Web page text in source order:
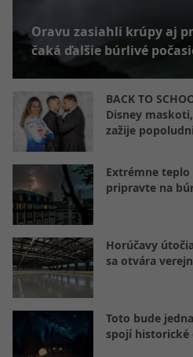
Oravu zasiahli krúpy aj
čaká ďalšie búrlivé
BACK TO
Disney
zažije
Extrémne
pripravte na
Horúčavy
sa otvára
Toto bude
spojí historické